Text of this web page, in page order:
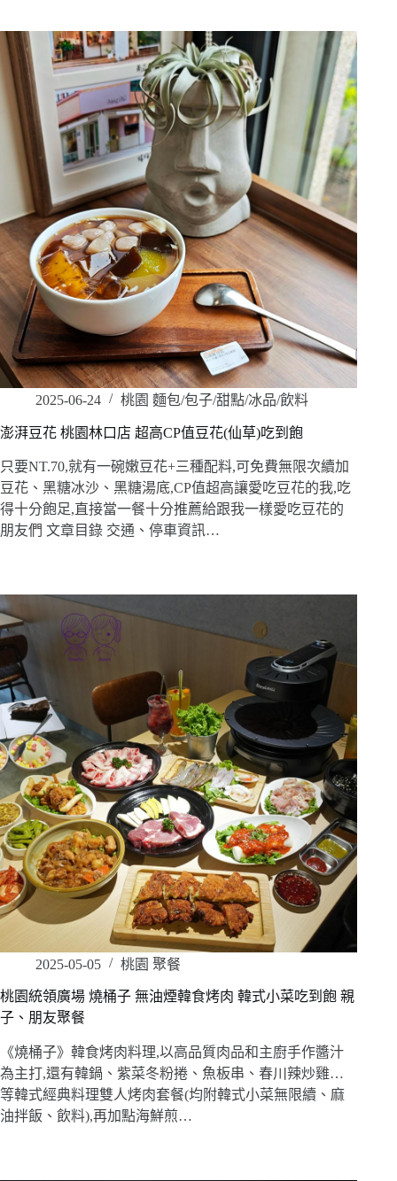
2025-06-24 桃園 麵包/包子/甜點/冰品/飲料
澎湃豆花 桃園林口店 超高CP值豆花(仙草)吃到飽
只要NT.70,就有一碗嫩豆花+三種配料,可免費無限次續加
豆花、黑糖冰沙、黑糖湯底,CP值超高讓愛吃豆花的我,吃
得十分飽足,直接當一餐十分推薦給跟我一樣愛吃豆花的
朋友們 文章目錄 交通、停車資訊…
2025-05-05 桃園 聚餐
桃園統領廣場 燒桶子 無油煙韓食烤肉 韓式小菜吃到飽 親
子、朋友聚餐
《燒桶子》韓食烤肉料理,以高品質肉品和主廚手作醬汁
為主打,還有韓鍋、紫菜冬粉捲、魚板串、春川辣炒雞…
等韓式經典料理雙人烤肉套餐(均附韓式小菜無限續、麻
油拌飯、飲料),再加點海鮮煎…